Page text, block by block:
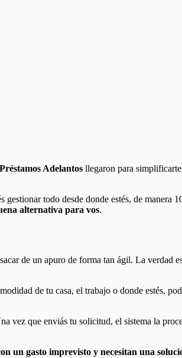
Préstamos Adelantos llegaron para
gestionar todo desde donde estés, de manera
alternativa para vos.
de un apuro de forma tan ágil. La verdad
de tu casa, el trabajo o donde estés,
vez que enviás tu solicitud, el sistema la
un gasto imprevisto y necesitan una